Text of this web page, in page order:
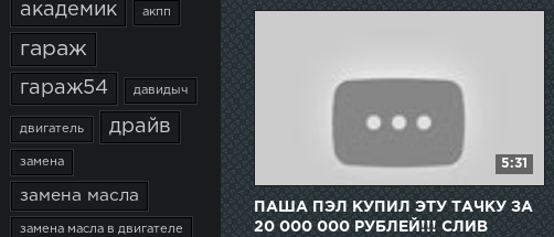
академик акпп
гараж
гараж54 давидыч
двигатель драйв
замена
замена масла
замена масла в двигателе
5:31
ПАША ПЭЛ КУПИЛ ЭТУ ТАЧКУ ЗА
20 000 000 РУБЛЕЙ!!! СЛИВ